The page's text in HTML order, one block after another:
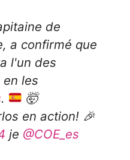
de
a confirmé que
l'un des
les
.
🤯
en action! 🎉
je @COE_es